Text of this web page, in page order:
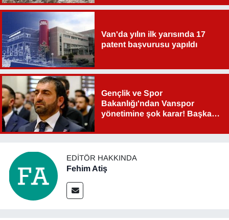
Van'da yılın ilk yarısında 17
patent başvurusu yapıldı
Gençlik ve Spor
Bakanlığı'ndan Vanspor
yönetimine şok karar! Başkan
EDITÖR HAKKINDA
Fehim Atiş